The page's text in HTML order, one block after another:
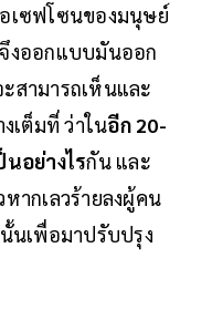
เซฟโซนของมนุษย์
งออกแบบมันออก
สามารถเห็นและ
เต็มที่ ว่าในอีก 20-
อย่างไรกัน และ
ากเลวร้ายลงผู้คน
นเพื่อมาปรับปรุง